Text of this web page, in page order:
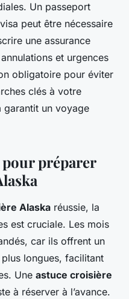
Un passeport
peut être nécessaire
une assurance
et urgences
obligatoire pour éviter
clés à votre
garantit un voyage
pour préparer
Alaska réussie, la
est cruciale. Les mois
car ils offrent un
longues, facilitant
Une astuce croisière
à réserver à l’avance.